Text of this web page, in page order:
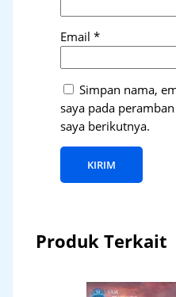
Email*
Simpan nama,
saya pada
saya berikutnya.
Produk Terkait